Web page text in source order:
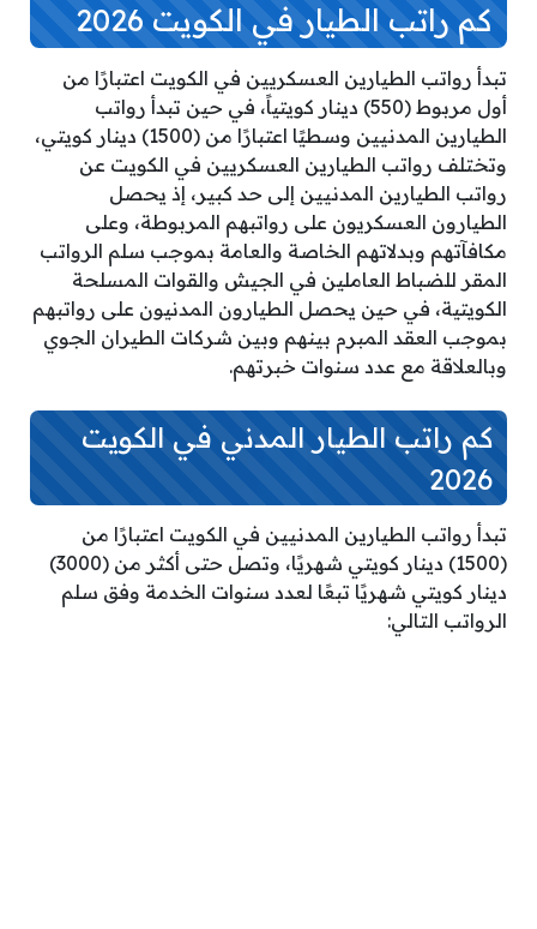
كم راتب الطيار في الكويت 2026
تبدأ رواتب الطيارين العسكريين في الكويت اعتبارًا من
أول مربوط (550) دينار كويتياً، في حين تبدأ رواتب
الطيارين المدنيين وسطيًا اعتبارًا من (1500) دينار كويتي،
وتختلف رواتب الطيارين العسكريين في الكويت عن
رواتب الطيارين المدنيين إلى حد كبير، إذ يحصل
الطيارون العسكريون على رواتبهم المربوطة، وعلى
مكافآتهم وبدلاتهم الخاصة والعامة بموجب سلم الرواتب
المقر للضباط العاملين في الجيش والقوات المسلحة
الكويتية، في حين يحصل الطيارون المدنيون على رواتبهم
بموجب العقد المبرم بينهم وبين شركات الطيران الجوي
وبالعلاقة مع عدد سنوات خبرتهم.
كم راتب الطيار المدني في الكويت
2026
تبدأ رواتب الطيارين المدنيين في الكويت اعتبارًا من
(1500) دينار كويتي شهريًا، وتصل حتى أكثر من (3000)
دينار كويتي شهريًا تبعًا لعدد سنوات الخدمة وفق سلم
الرواتب التالي: